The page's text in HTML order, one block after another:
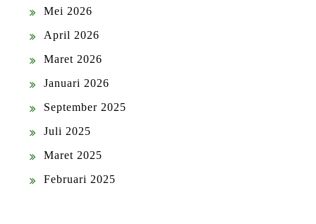
Mei 2026
April 2026
Maret 2026
Januari 2026
September 2025
Juli 2025
Maret 2025
Februari 2025